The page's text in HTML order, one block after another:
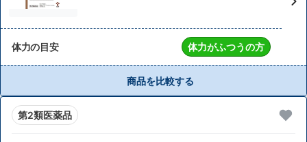
体力の目安 体力がふつうの方
商品を比較する
第2類医薬品